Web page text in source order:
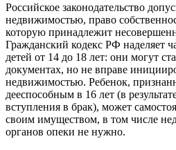
Российское законодательство
недвижимостью, право
которую принадлежит
Гражданский кодекс РФ наделяет
детей от 14 до 18 лет: они могут
документах, но не вправе
недвижимостью. Ребенок,
дееспособным в 16 лет (в
вступления в брак), может
своим имуществом, в том числе
органов опеки не нужно.